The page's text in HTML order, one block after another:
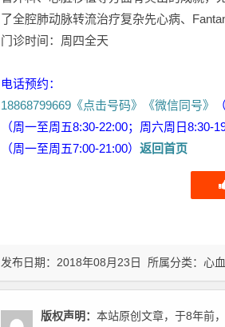
了全腔肺动脉转流治疗复杂先心病、
门诊时间：周四全天
电话预约：
18868799669《点击号码》《微信同号》
（周一至周五8:30-22:00；周六周日8:30-
（周一至周五7:00-21:00） 返回首页
发布日期：2018年08月23日 所属分类： 心
版权声明： 本站原创文章，于8年前